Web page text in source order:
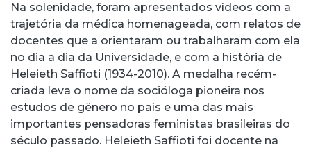
Na solenidade, foram apresentados vídeos com a
trajetória da médica homenageada, com relatos de
docentes que a orientaram ou trabalharam com ela
no dia a dia da Universidade, e com a história de
Heleieth Saffioti (1934-2010). A medalha recém-
criada leva o nome da socióloga pioneira nos
estudos de gênero no país e uma das mais
importantes pensadoras feministas brasileiras do
século passado. Heleieth Saffioti foi docente na